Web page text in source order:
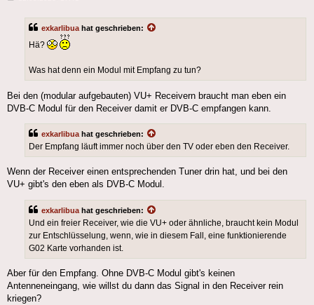
exkarlibuahat geschrieben:
Hä?
Was hat denn ein Modul mit Empfang zu tun?
Bei den (modular aufgebauten) VU+ Receivern braucht man eben ein
DVB-C Modul für den Receiver damit er DVB-C empfangen kann.
exkarlibua hat geschrieben:
Der Empfang läuft immer noch über den TV oder eben den Receiver.
Wenn der Receiver einen entsprechenden Tuner drin hat, und bei den
VU+ gibt's den eben als DVB-C Modul.
exkarlibua hat geschrieben:
Und ein freier Receiver, wie die VU+ oder ähnliche, braucht kein Modul
zur Entschlüsselung, wenn, wie in diesem Fall, eine funktionierende
G02 Karte vorhanden ist.
Aber für den Empfang. Ohne DVB-C Modul gibt's keinen
Antenneneingang, wie willst du dann das Signal in den Receiver rein
kriegen?